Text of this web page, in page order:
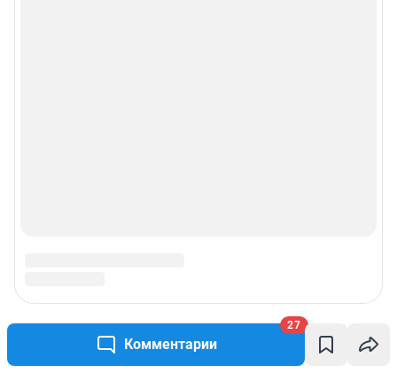
Комментарии
27